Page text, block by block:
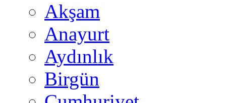
Akşam
Anayurt
Aydınlık
Birgün